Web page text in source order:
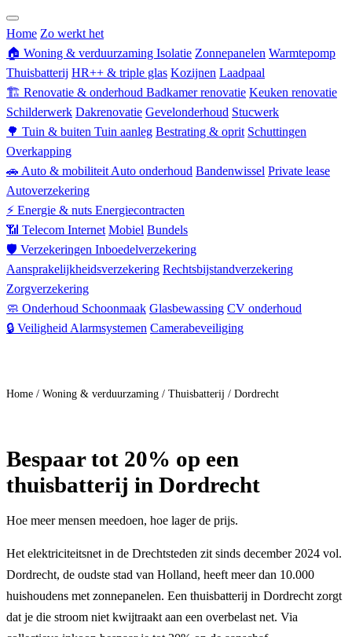
Home Zo werkt het
🏠 Woning & verduurzaming Isolatie Zonnepanelen Warmtepomp
Thuisbatterij HR++ & triple glas Kozijnen Laadpaal
🏗 Renovatie & onderhoud Badkamer renovatie Keuken renovatie
Schilderwerk Dakrenovatie Gevelonderhoud Stucwerk
🌳 Tuin & buiten Tuin aanleg Bestrating & oprit Schuttingen
Overkapping
🚗 Auto & mobiliteit Auto onderhoud Bandenwissel Private lease
Autoverzekering
⚡ Energie & nuts Energiecontracten
📶 Telecom Internet Mobiel Bundels
🛡 Verzekeringen Inboedelverzekering
Aansprakelijkheidsverzekering Rechtsbijstandverzekering
Zorgverzekering
🧼 Onderhoud Schoonmaak Glasbewassing CV onderhoud
🔒 Veiligheid Alarmsystemen Camerabeveiliging
Home / Woning & verduurzaming / Thuisbatterij / Dordrecht
Bespaartot 20% op een
thuisbatterij in Dordrecht
Hoe meer mensen meedoen, hoe lager de prijs.
Het elektriciteitsnet in de Drechtsteden zit sinds december 2024 vol.
Dordrecht, de oudste stad van Holland, heeft meer dan 10.000
huishoudens met zonnepanelen. Een thuisbatterij in Dordrecht zorgt
dat je die stroom niet kwijtraakt aan een overbelast net. Via